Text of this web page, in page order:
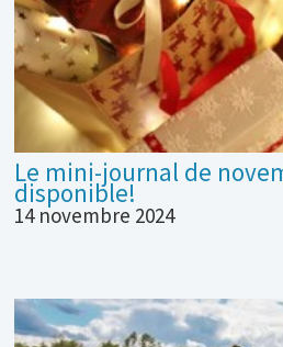
Le mini-journal de
disponible!
14 novembre 2024